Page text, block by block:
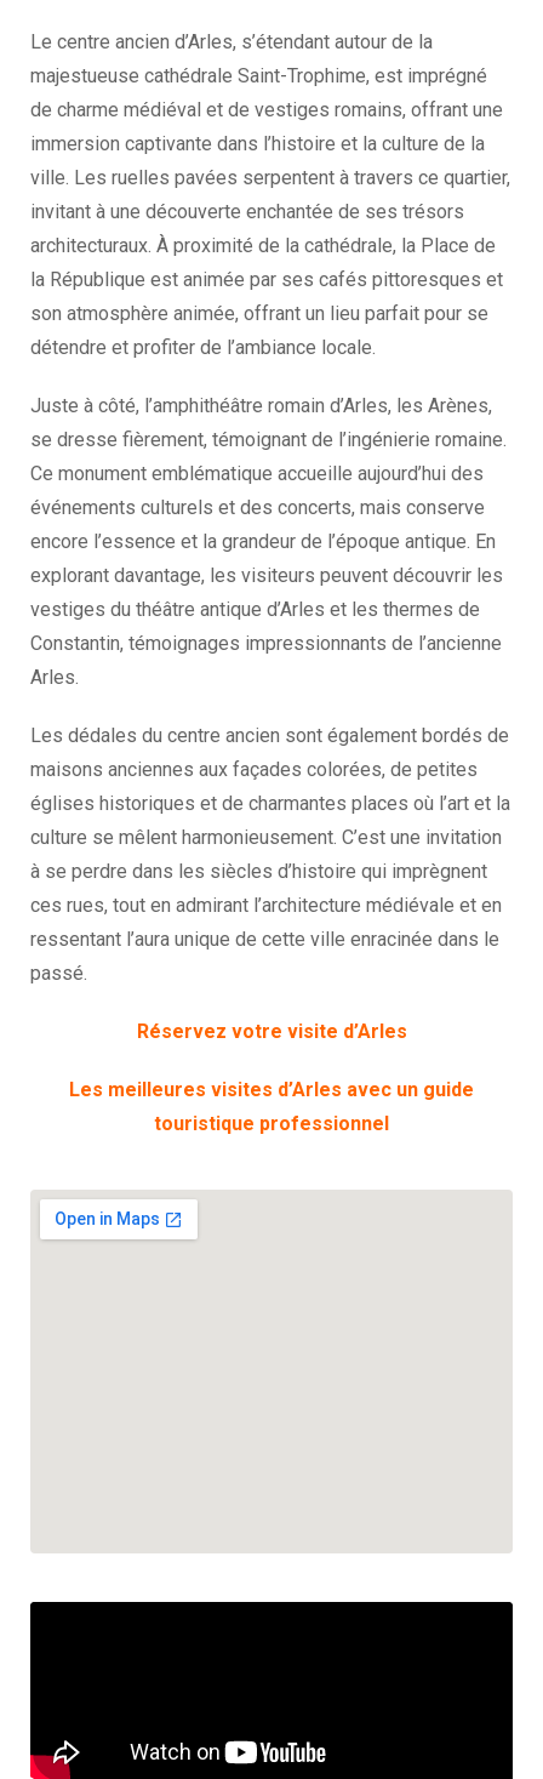
Le centre ancien d’Arles, s’étendant autour de la
majestueuse cathédrale Saint-Trophime, est imprégné
de charme médiéval et de vestiges romains, offrant une
immersion captivante dans l’histoire et la culture de la
ville. Les ruelles pavées serpentent à travers ce quartier,
invitant à une découverte enchantée de ses trésors
architecturaux. À proximité de la cathédrale, la Place de
la République est animée par ses cafés pittoresques et
son atmosphère animée, offrant un lieu parfait pour se
détendre et profiter de l’ambiance locale.
Juste à côté, l’amphithéâtre romain d’Arles, les Arènes,
se dresse fièrement, témoignant de l’ingénierie romaine.
Ce monument emblématique accueille aujourd’hui des
événements culturels et des concerts, mais conserve
encore l’essence et la grandeur de l’époque antique. En
explorant davantage, les visiteurs peuvent découvrir les
vestiges du théâtre antique d’Arles et les thermes de
Constantin, témoignages impressionnants de l’ancienne
Arles.
Les dédales du centre ancien sont également bordés de
maisons anciennes aux façades colorées, de petites
églises historiques et de charmantes places où l’art et la
culture se mêlent harmonieusement. C’est une invitation
à se perdre dans les siècles d’histoire qui imprègnent
ces rues, tout en admirant l’architecture médiévale et en
ressentant l’aura unique de cette ville enracinée dans le
passé.
Réservez votre visite d’Arles
Les meilleures visites d’Arles avec un guide
touristique professionnel